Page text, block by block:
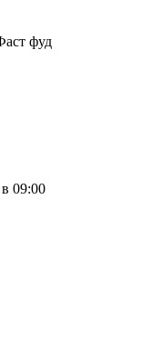
фуд
09:00